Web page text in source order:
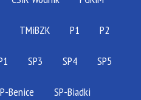
TMiBZK P1 P2
SP3 SP4 SP5
Benice SP-Biadki